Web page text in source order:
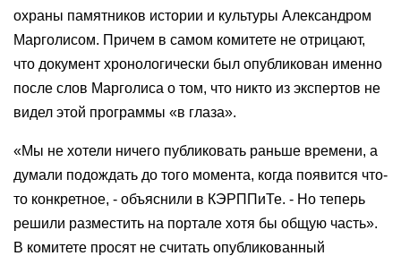
охраны памятников истории и культуры Александром
Марголисом. Причем в самом комитете не отрицают,
что документ хронологически был опубликован именно
после слов Марголиса о том, что никто из экспертов не
видел этой программы «в глаза».
«Мы не хотели ничего публиковать раньше времени, а
думали подождать до того момента, когда появится что-
то конкретное, - объяснили в КЭРППиТе. - Но теперь
решили разместить на портале хотя бы общую часть».
В комитете просят не считать опубликованный